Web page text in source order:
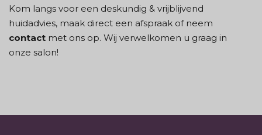
Kom langs voor een deskundig & vrijblijvend
huidadvies, maak direct een afspraak of neem
contact met ons op. Wij verwelkomen u graag in
onze salon!